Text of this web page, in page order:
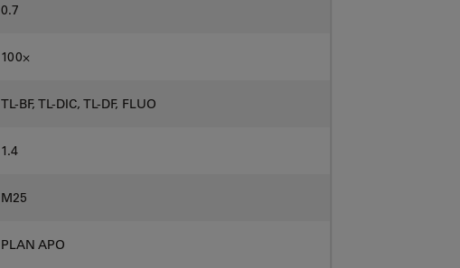
0.7
100⨉
TL-BF, TL-DIC, TL-DF, FLUO
1.4
M25
PLAN APO